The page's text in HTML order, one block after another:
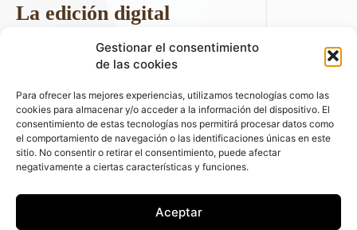
Gestionar el consentimiento
de las cookies
Para ofrecer las mejores experiencias, utilizamos tecnologías como las
cookies para almacenar y/o acceder a la información del dispositivo. El
consentimiento de estas tecnologías nos permitirá procesar datos como
el comportamiento de navegación o las identificaciones únicas en este
sitio. No consentir o retirar el consentimiento, puede afectar
negativamente a ciertas características y funciones.
Aceptar
La edición digital
Descargar último ejemplar
ir a hemeroteca
+ Contenido en redes sociales